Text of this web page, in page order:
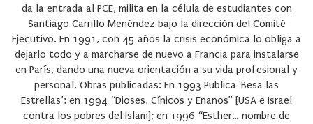
da la entrada al PCE, milita en la célula de estudiantes con
Santiago Carrillo Menéndez bajo la dirección del Comité
Ejecutivo. En 1991, con 45 años la crisis económica lo obliga a
dejarlo todo y a marcharse de nuevo a Francia para instalarse
en París, dando una nueva orientación a su vida profesional y
personal. Obras publicadas: En 1993 Publica 'Besa las
Estrellas’; en 1994 “Dioses, Cínicos y Enanos” [USA e Israel
contra los pobres del Islam]; en 1996 “Esther… nombre de